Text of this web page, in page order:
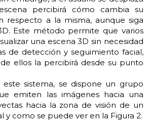
percibirá cómo cambia su
respecto a la misma, aunque siga
Este método permite que varios
una escena 3D sin necesidad
de detección y seguimiento facial,
ellos la percibirá desde su punto
sistema, se dispone un grupo
emiten las imágenes hacia una
hacia la zona de visión de un
y como se puede ver en la Figura 2.